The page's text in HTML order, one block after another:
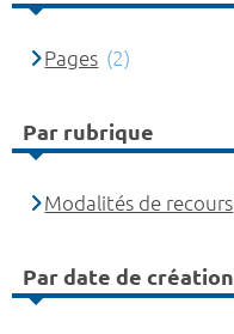
Pages (2)
Par rubrique
Modalités de recours
Par date de création